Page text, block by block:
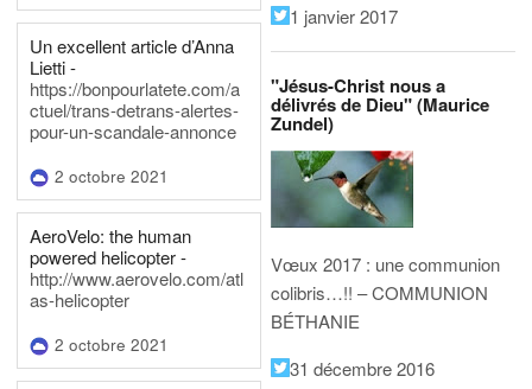
Un excellent article d’Anna
Lietti -
https://bonpourlatete.com/a
ctuel/trans-detrans-alertes-
pour-un-scandale-annonce
2 octobre 2021
AeroVelo: the human
powered helicopter -
http://www.aerovelo.com/atl
as-helicopter
2 octobre 2021
1 janvier 2017
"Jésus-Christ nous a
délivrés de Dieu" (Maurice
Zundel)
Vœux 2017 : une communion
colibris…!! – COMMUNION
BÉTHANIE
31 décembre 2016